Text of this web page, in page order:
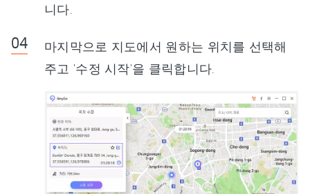
니다.
마지막으로 지도에서 원하는 위치를 선택해
주고 '수정 시작'을 클릭합니다.